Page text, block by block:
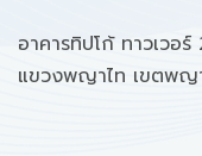
อาคารทิปโก้ ทาวเวอ
แขวงพญาไท เขตพญ